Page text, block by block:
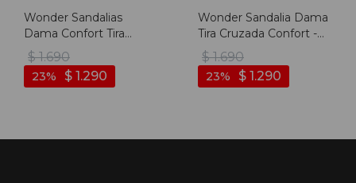
Wonder Sandalias
Dama Confort Tira
Cruzada C/ Aplique -
Camel
$ 1.690
$ 1.290
23
Wonder Sandalia Dama
Tira Cruzada Confort -
Marron
$ 1.690
$ 1.290
23